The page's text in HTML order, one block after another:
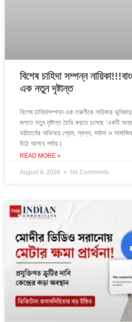
বিশেষ চাহিদা সম্পন্ন
এক নতুন দৃষ্টান্ত
বিশেষ চাহিদাসম্পন্ন এক তরুণীকে নায়িকার
জগতে নতুন দৃষ্টান্ত তৈরি করতে চলেছে ‘একটি
ভট্টাচার্যের অভিনয়ে প্রেম, স্বপ্ন, মর্যাদা ও
উঠে আসবে পর্দায়।
READ MORE »
August 8, 2026 No Comments